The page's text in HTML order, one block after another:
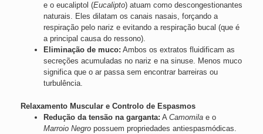
e o eucaliptol (Eucalipto) atuam como descongestionantes
naturais. Eles dilatam os canais nasais, forçando a
respiração pelo nariz e evitando a respiração bucal (que é
a principal causa do ressono).
Eliminação de muco: Ambos os extratos fluidificam as
secreções acumuladas no nariz e na sinuse. Menos muco
significa que o ar passa sem encontrar barreiras ou
turbulência.
Relaxamento Muscular e Controlo de Espasmos
Redução da tensão na garganta: A Camomila e o
Marroio Negro possuem propriedades antiespasmódicas.